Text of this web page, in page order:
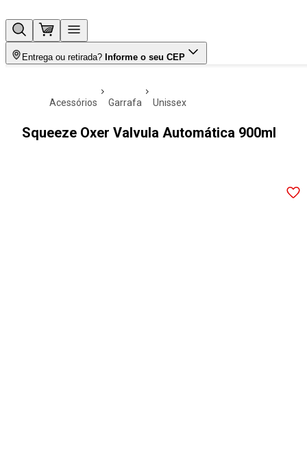
Entrega ou retirada? Informe o seu CEP
acessórios garrafa unissex
Squeeze Oxer Valvula Automática 900ml